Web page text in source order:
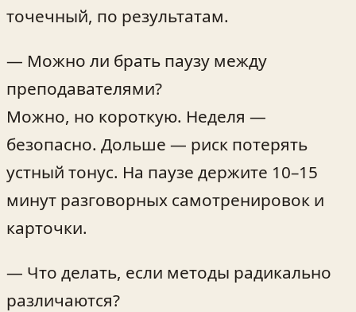
точечный, по результатам.
— Можно ли брать паузу между
преподавателями?
Можно, но короткую. Неделя —
безопасно. Дольше — риск потерять
устный тонус. На паузе держите 10–15
минут разговорных самотренировок и
карточки.
— Что делать, если методы радикально
различаются?